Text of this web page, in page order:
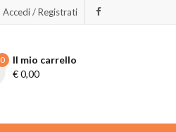
Accedi / Registrati
0
Il mio carrello
€0,00